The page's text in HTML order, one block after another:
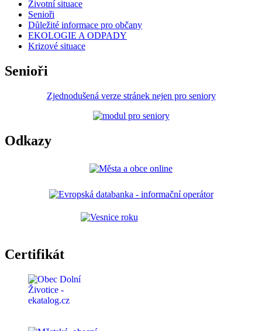
Životní situace
Senioři
Důležité informace pro občany
EKOLOGIE A ODPADY
Krizové situace
Senioři
Zjednodušená verze stránek nejen pro seniory
Odkazy
Certifikát